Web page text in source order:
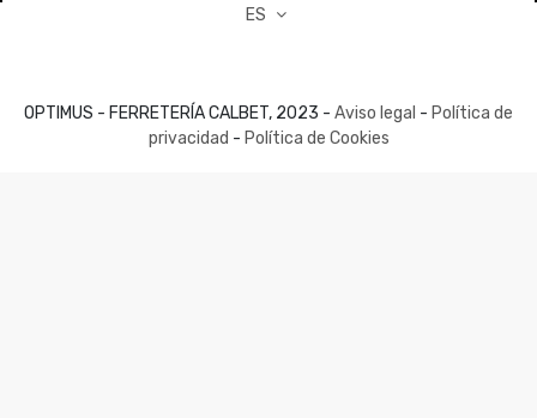
ES
OPTIMUS - FERRETERÍA CALBET, 2023 - Aviso legal - Política de
privacidad - Política de Cookies